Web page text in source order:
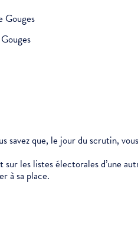
Gouges
que, le jour du scrutin,
les listes électorales d’une
à sa place.